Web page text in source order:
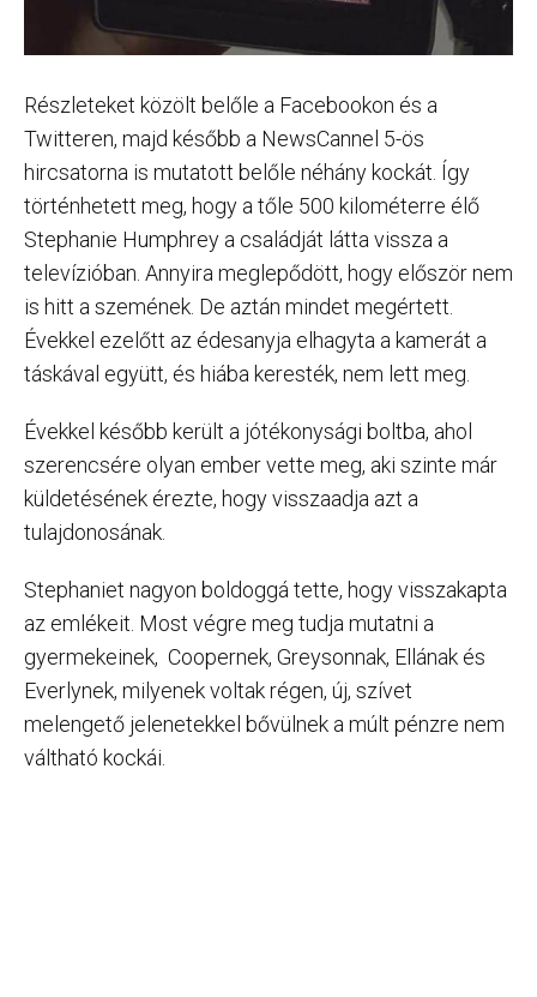
Részleteket közölt belőle a Facebookon és a
Twitteren, majd később a NewsCannel 5-ös
hircsatorna is mutatott belőle néhány kockát. Így
történhetett meg, hogy a tőle 500 kilométerre élő
Stephanie Humphrey a családját látta vissza a
televízióban. Annyira meglepődött, hogy először nem
is hitt a szemének. De aztán mindet megértett.
Évekkel ezelőtt az édesanyja elhagyta a kamerát a
táskával együtt, és hiába keresték, nem lett meg.
Évekkel később került a jótékonysági boltba, ahol
szerencsére olyan ember vette meg, aki szinte már
küldetésének érezte, hogy visszaadja azt a
tulajdonosának.
Stephaniet nagyon boldoggá tette, hogy visszakapta
az emlékeit. Most végre meg tudja mutatni a
gyermekeinek, Coopernek, Greysonnak, Ellának és
Everlynek, milyenek voltak régen, új, szívet
melengető jelenetekkel bővülnek a múlt pénzre nem
váltható kockái.